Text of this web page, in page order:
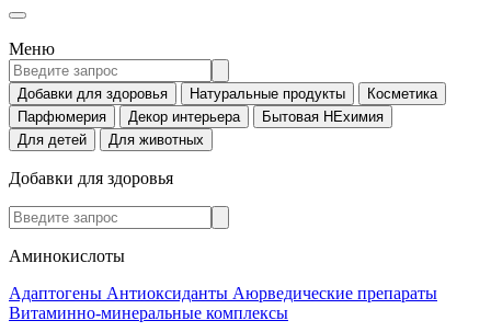
Меню
Добавки для здоровья Натуральные продукты
Косметика
Парфюмерия
Декор интерьера
Бытовая НЕхимия
Для детей
Для животных
Добавки для здоровья
Аминокислоты
Адаптогены Антиоксиданты Аюрведические препараты
Витаминно-минеральные комплексы